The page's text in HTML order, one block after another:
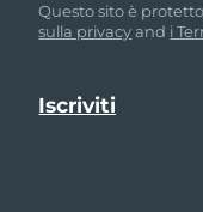
Questo sito è
sulla privacyand i